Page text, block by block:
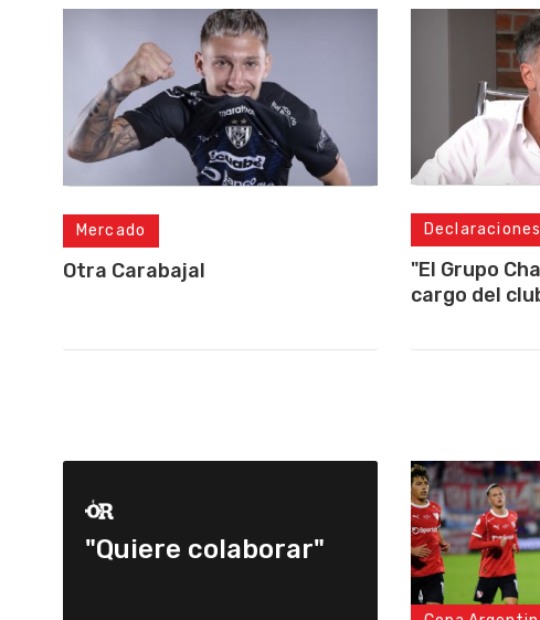
Mercado
Otra Carabajal
Declaraciones
"El Grupo
cargo del
"Quiere colaborar"